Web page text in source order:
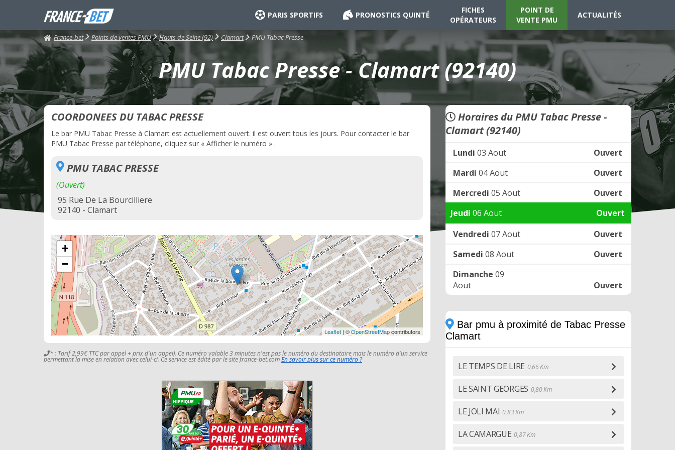
PARIS SPORTIFS PRONOSTICS QUINTÉ
FICHES
OPÉRATEURS
POINT DE
VENTE PMU
ACTUALITÉS
France-bet Points de ventes PMU Hauts de Seine (92) Clamart PMU Tabac Presse
PMU Tabac Presse - Clamart (92140)
COORDONEES DU TABAC PRESSE
Le bar PMU Tabac Presse à Clamart est actuellement ouvert. il est ouvert tous les jours. Pour contacter le bar
PMU Tabac Presse par téléphone, cliquez sur « Afficher le numéro » .
PMU TABAC PRESSE
(Ouvert)
95 Rue De La Bourcilliere
92140 - Clamart
+
−
Leaflet | ©OpenStreetMapcontributors
* : Tarif 2,99€ TTC par appel + prix d'un appel). Ce numéro valable 3 minutes n'est pas le numéro du destinataire mais le numéro d'un service
permettant la mise en relation avec celui-ci. Ce service est édité par le site france-bet.comEn savoir plus sur ce numéro ?
Horaires du PMU Tabac Presse -
Clamart (92140)
Lundi 03 Aout
Ouvert
Mardi 04 Aout
Ouvert
Mercredi 05 Aout
Ouvert
Jeudi 06 Aout
Ouvert
Vendredi 07 Aout
Ouvert
Samedi 08 Aout
Ouvert
Dimanche 09
Aout
Ouvert
Bar pmu à proximité de Tabac Presse
Clamart
LE TEMPS DE LIRE 0,66 Km
LE SAINT GEORGES 0,80 Km
LE JOLI MAI 0,83 Km
LA CAMARGUE 0,87 Km